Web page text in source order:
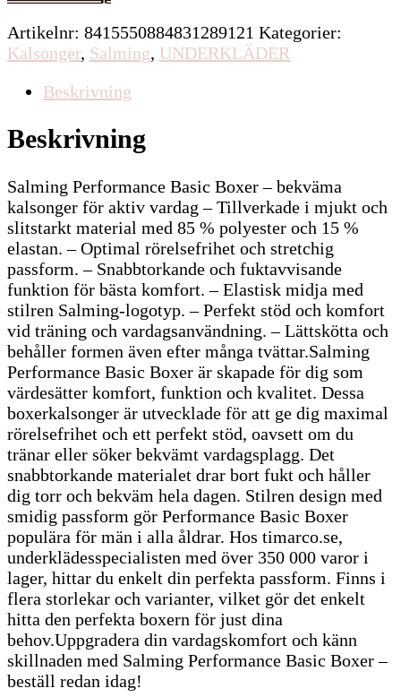
Artikelnr: 8415550884831289121 Kategorier:
Kalsonger, Salming, UNDERKLÄDER
Beskrivning
Beskrivning
Salming Performance Basic Boxer – bekväma
kalsonger för aktiv vardag – Tillverkade i mjukt och
slitstarkt material med 85 % polyester och 15 %
elastan. – Optimal rörelsefrihet och stretchig
passform. – Snabbtorkande och fuktavvisande
funktion för bästa komfort. – Elastisk midja med
stilren Salming-logotyp. – Perfekt stöd och komfort
vid träning och vardagsanvändning. – Lättskötta och
behåller formen även efter många tvättar.Salming
Performance Basic Boxer är skapade för dig som
värdesätter komfort, funktion och kvalitet. Dessa
boxerkalsonger är utvecklade för att ge dig maximal
rörelsefrihet och ett perfekt stöd, oavsett om du
tränar eller söker bekvämt vardagsplagg. Det
snabbtorkande materialet drar bort fukt och håller
dig torr och bekväm hela dagen. Stilren design med
smidig passform gör Performance Basic Boxer
populära för män i alla åldrar. Hos timarco.se,
underklädesspecialisten med över 350 000 varor i
lager, hittar du enkelt din perfekta passform. Finns i
flera storlekar och varianter, vilket gör det enkelt
hitta den perfekta boxern för just dina
behov.Uppgradera din vardagskomfort och känn
skillnaden med Salming Performance Basic Boxer –
beställ redan idag!